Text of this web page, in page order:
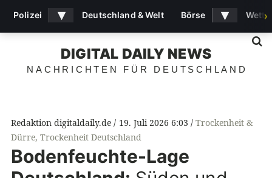
DIGITAL DAILY NEWS
NACHRICHTEN FÜR DEUTSCHLAND
Redaktion digitaldaily.de 19. Juli 2026 6:03
Trockenheit &
Dürre, Trockenheit Deutschland
Bodenfeuchte-Lage
Polizei ▾ Deutschland & Welt Börse ▾ ›